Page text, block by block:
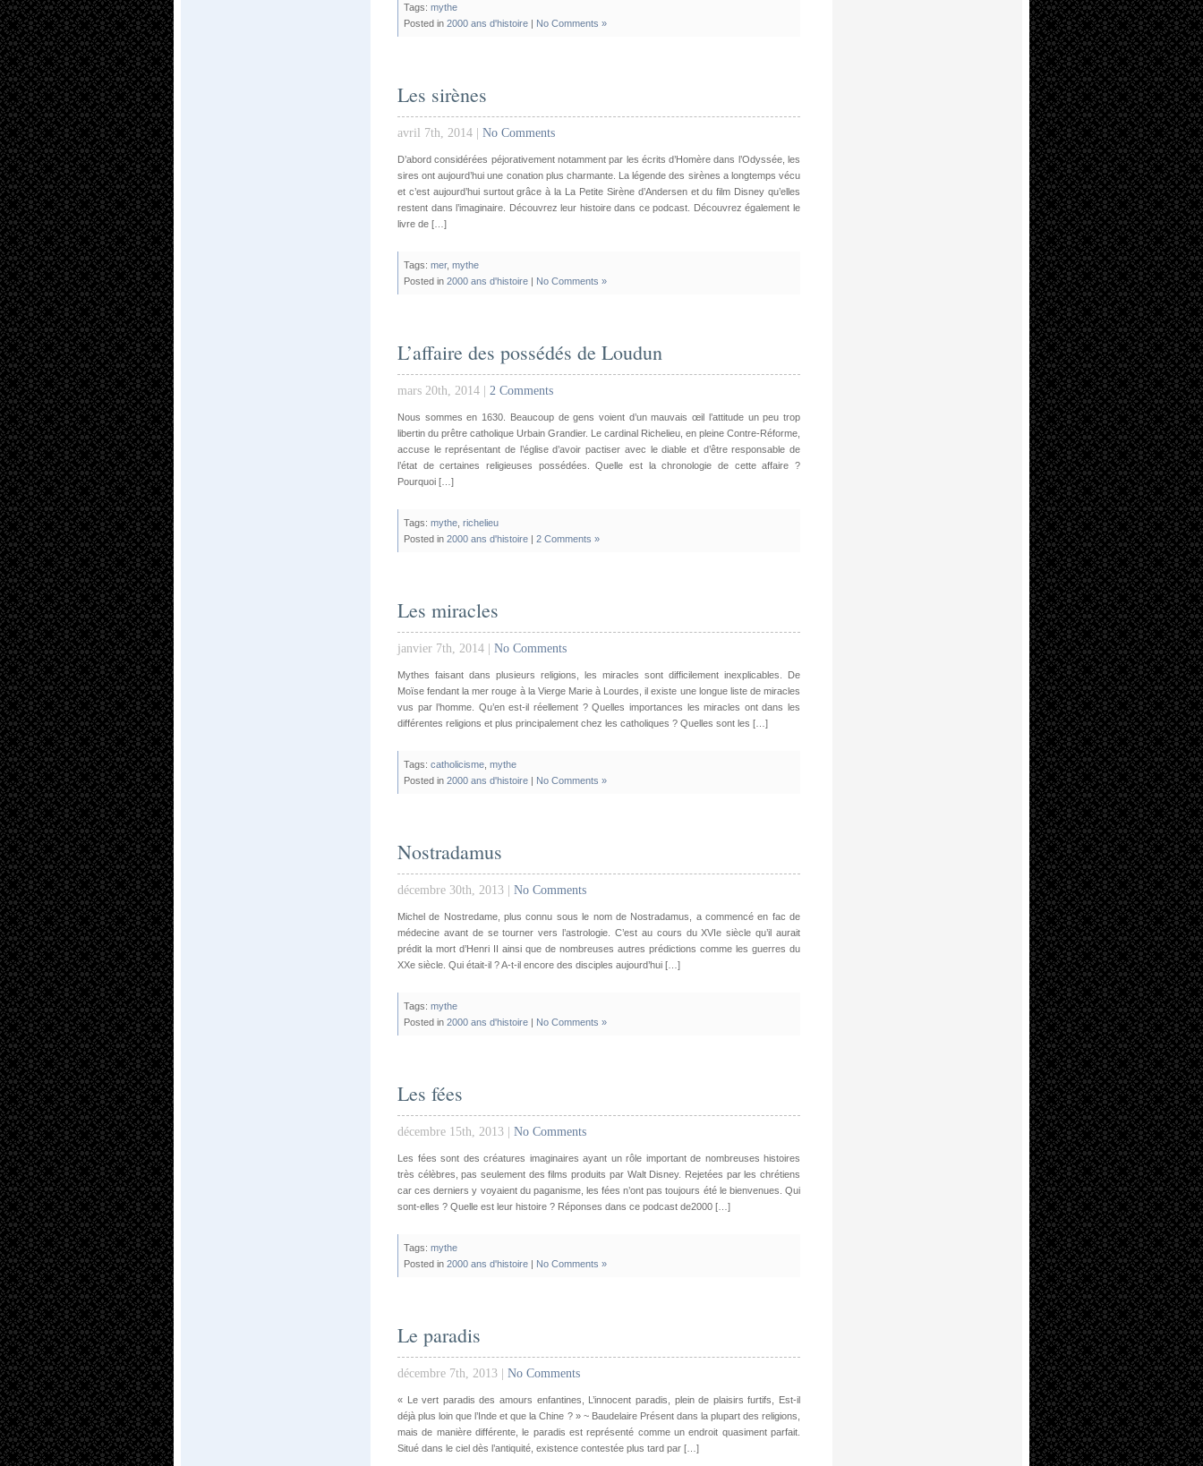
Tags: mythe
Posted in 2000 ans d'histoire | No Comments »
Les sirènes
avril 7th, 2014 | No Comments
D’abord considérées péjorativement notamment par les écrits d’Homère dans l’Odyssée, les
sires ont aujourd’hui une conation plus charmante. La légende des sirènes a longtemps vécu
et c’est aujourd’hui surtout grâce à la La Petite Sirène d’Andersen et du film Disney qu’elles
restent dans l’imaginaire. Découvrez leur histoire dans ce podcast. Découvrez également le
livre de […]
Tags: mer, mythe
Posted in 2000 ans d'histoire | No Comments »
L’affaire des possédés de Loudun
mars 20th, 2014 | 2 Comments
Nous sommes en 1630. Beaucoup de gens voient d’un mauvais œil l’attitude un peu trop
libertin du prêtre catholique Urbain Grandier. Le cardinal Richelieu, en pleine Contre-Réforme,
accuse le représentant de l’église d’avoir pactiser avec le diable et d’être responsable de
l’état de certaines religieuses possédées. Quelle est la chronologie de cette affaire ?
Pourquoi […]
Tags: mythe richelieu
Posted in 2000 ans d'histoire | 2 Comments »
Les miracles
janvier 7th, 2014 | No Comments
Mythes faisant dans plusieurs religions, les miracles sont difficilement inexplicables. De
Moïse fendant la mer rouge à la Vierge Marie à Lourdes, il existe une longue liste de miracles
vus par l’homme. Qu’en est-il réellement ? Quelles importances les miracles ont dans les
différentes religions et plus principalement chez les catholiques ? Quelles sont les […]
Tags: catholicisme mythe
Posted in 2000 ans d'histoire | No Comments »
Nostradamus
décembre 30th, 2013 | No Comments
Michel de Nostredame, plus connu sous le nom de Nostradamus, a commencé en fac de
médecine avant de se tourner vers l’astrologie. C’est au cours du XVIe siècle qu’il aurait
prédit la mort d’Henri II ainsi que de nombreuses autres prédictions comme les guerres du
XXe siècle. Qui était-il ? A-t-il encore des disciples aujourd’hui […]
Tags: mythe
Posted in 2000 ans d'histoire | No Comments »
Les fées
décembre 15th, 2013 | No Comments
Les fées sont des créatures imaginaires ayant un rôle important de nombreuses histoires
très célèbres, pas seulement des films produits par Walt Disney. Rejetées par les chrétiens
car ces derniers y voyaient du paganisme, les fées n’ont pas toujours été le bienvenues. Qui
sont-elles ? Quelle est leur histoire ? Réponses dans ce podcast de2000 […]
Tags: mythe
Posted in 2000 ans d'histoire | No Comments »
Le paradis
décembre 7th, 2013 | No Comments
« Le vert paradis des amours enfantines, L’innocent paradis, plein de plaisirs furtifs, Est-il
déjà plus loin que l’Inde et que la Chine ? » ~ Baudelaire Présent dans la plupart des religions,
mais de manière différente, le paradis est représenté comme un endroit quasiment parfait.
Situé dans le ciel dès l’antiquité, existence contestée plus tard par […]